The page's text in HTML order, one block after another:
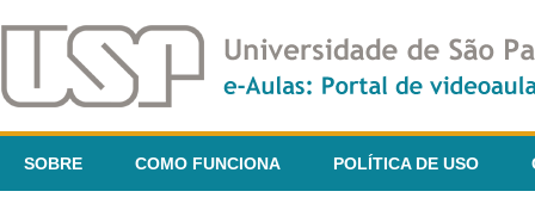
SOBRE COMO FUNCIONA POLÍTICA DE USO